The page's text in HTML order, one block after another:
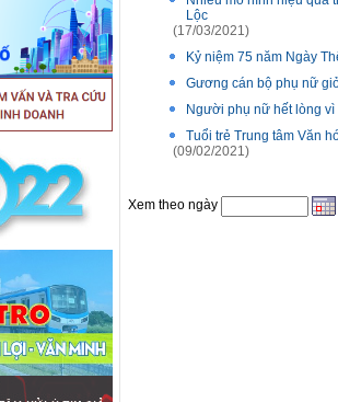
Lộc
(17/03/2021)
Kỷ niệm 75 năm Ngày
Gương cán bộ phụ nữ
Người phụ nữ hết lòng
Tuổi trẻ Trung tâm Văn
(09/02/2021)
Xem theo ngày